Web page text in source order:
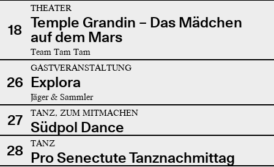
18
THEATER
Temple Grandin – Das Mädchen
auf dem Mars
Team Tam Tam
26
GASTVERANSTALTUNG
Explora
Jäger & Sammler
27 TANZ, ZUM MITMACHEN
Südpol Dance
28
TANZ
Pro Senectute Tanznachmittag